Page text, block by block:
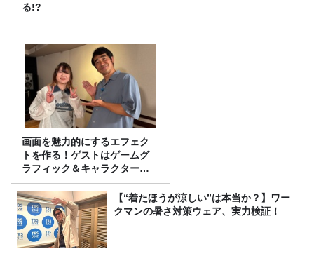
る!?
画面を魅力的にするエフェク
トを作る！ゲストはゲームグ
ラフィック＆キャラクター専
攻の遠藤里桜さん！
【“着たほうが涼しい”は本当か？】ワー
クマンの暑さ対策ウェア、実力検証！